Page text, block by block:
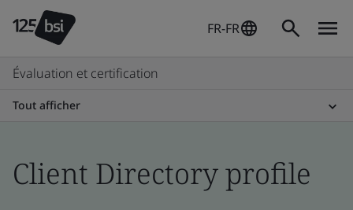
FR-FR
Évaluation et certification
Tout afficher
Client Directory profile